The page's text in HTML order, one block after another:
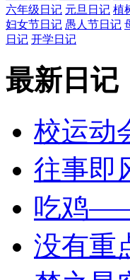
六年级日记 元旦日记 植
妇女节日记 愚人节日记
日记 开学日记
最新日记
校运动
往事即
吃鸡
没有重